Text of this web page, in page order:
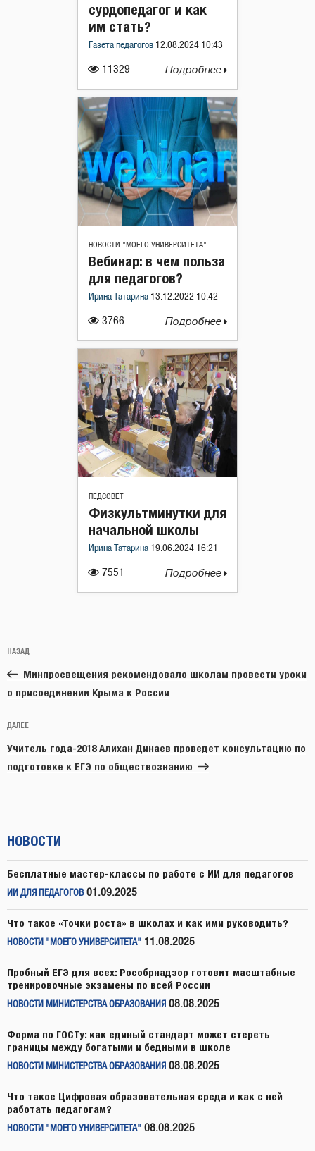
11329
сурдопедагог и как
им стать?
Газета педагогов 12.08.2024 10:43
Подробнее
НОВОСТИ "МОЕГО УНИВЕРСИТЕТА"
3766
Вебинар: в чем польза
для педагогов?
Ирина Татарина 13.12.2022 10:42
Подробнее
ПЕДСОВЕТ
7551
Физкультминутки для
начальной школы
Ирина Татарина 19.06.2024 16:21
Подробнее
по
записям
Предыдущая
запись:
НАЗАД
Минпросвещения рекомендовало школам провести уроки
о присоединении Крыма к России
Следующая
запись
ДАЛЕЕ
Учитель года-2018 Алихан Динаев проведет консультацию по
подготовке к ЕГЭ по обществознанию
НОВОСТИ
Бесплатные мастер-классы по работе с ИИ для педагогов
ИИ ДЛЯ ПЕДАГОГОВ 01.09.2025
Что такое «Точки роста» в школах и как ими руководить?
НОВОСТИ "МОЕГО УНИВЕРСИТЕТА" 11.08.2025
Пробный ЕГЭ для всех: Рособрнадзор готовит масштабные
тренировочные экзамены по всей России
НОВОСТИ МИНИСТЕРСТВА ОБРАЗОВАНИЯ 08.08.2025
Форма по ГОСТу: как единый стандарт может стереть
границы между богатыми и бедными в школе
НОВОСТИ МИНИСТЕРСТВА ОБРАЗОВАНИЯ 08.08.2025
Что такое Цифровая образовательная среда и как с ней
работать педагогам?
НОВОСТИ "МОЕГО УНИВЕРСИТЕТА" 08.08.2025